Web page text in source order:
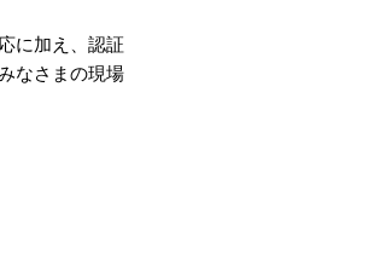
に加え、認証
なさまの現場